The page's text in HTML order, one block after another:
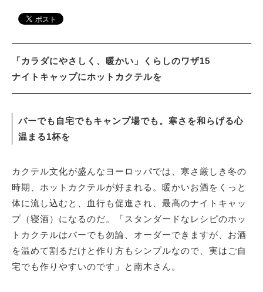
「カラダにやさしく、暖かい」くらしのワザ15
ナイトキャップにホットカクテルを
バーでも自宅でもキャンプ場でも。寒さを和らげる心
温まる1杯を
カクテル文化が盛んなヨーロッパでは、寒さ厳しき冬の
時期、ホットカクテルが好まれる。暖かいお酒をくっと
体に流し込むと、血行も促進され、最高のナイトキャッ
プ（寝酒）になるのだ。「スタンダードなレシピのホッ
トカクテルはバーでも勿論、オーダーできますが、お酒
を温めて割るだけと作り方もシンプルなので、実はご自
宅でも作りやすいのです」と南木さん。
LIFESTYLE
MAGAZINE